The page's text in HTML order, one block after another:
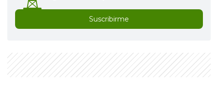
Suscribirme